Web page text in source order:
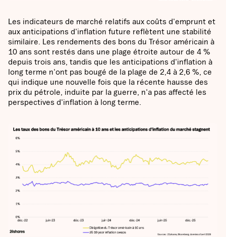
Les indicateurs de marché relatifs aux coûts d'emprunt et
aux anticipations d'inflation future reflètent une stabilité
similaire. Les rendements des bons du Trésor américain à
10 ans sont restés dans une plage étroite autour de 4 %
depuis trois ans, tandis que les anticipations d'inflation à
long terme n'ont pas bougé de la plage de 2,4 à 2,6 %, ce
qui indique une nouvelle fois que la récente hausse des
prix du pétrole, induite par la guerre, n'a pas affecté les
perspectives d'inflation à long terme.